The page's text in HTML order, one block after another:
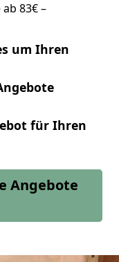
83€ –
um Ihren
für Ihren
Angebote